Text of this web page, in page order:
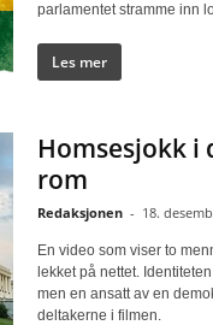
parlamentet stramme inn
Les mer
Homsesjokk i
rom
Redaksjonen - 18.
En video som viser to
lekket på nettet.
men en ansatt av en
deltakerne i filmen.